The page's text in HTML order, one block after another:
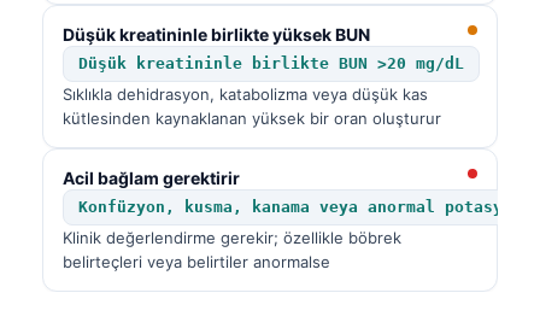
Düşük kreatininle birlikte yüksek BUN
Düşük kreatininle birlikte BUN >20 mg/dL
Sıklıkla dehidrasyon, katabolizma veya düşük kas
kütlesinden kaynaklanan yüksek bir oran oluşturur
Acil bağlam gerektirir
Konfüzyon, kusma, kanama veya anormal
Klinik değerlendirme gerekir; özellikle böbrek
belirteçleri veya belirtiler anormalse
Slovenčina
كوردی‎
پښتو
سنڌي
සිංහල
অসমীয়া
Galego